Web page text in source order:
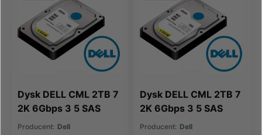
Dysk DELL CML 2TB 7
2K 6Gbps 3 5 SAS
(10K45-CML)
Producent: Dell
Dysk DELL CML 2TB 7
2K 6Gbps 3 5 SAS
(7YXTH-CML)
Producent: Dell